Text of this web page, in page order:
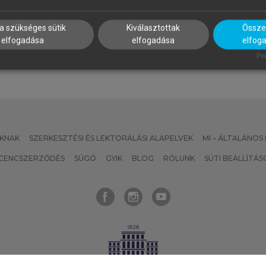
vendéglátásmenedzsment
SZERKESZTÉSI ÉS LEKTORÁLÁSI ALAPELVEK MI – ÁLTALÁNOS
SÚGÓ GYIK BLOG RÓLUNK SÜTI
szükséges sütik
elfogadása
Kiválasztottak
elfogadása